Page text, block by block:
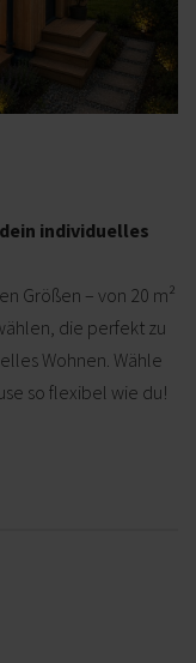
individuelles
Größen – von 20 m²
die perfekt zu
Wohnen. Wähle
so flexibel wie du!